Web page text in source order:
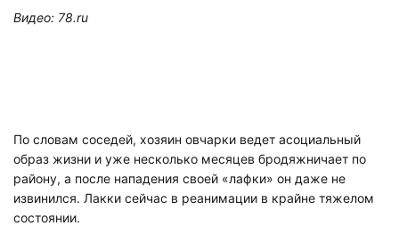
Видео: 78.ru
По словам соседей, хозяин овчарки ведет асоциальный
образ жизни и уже несколько месяцев бродяжничает по
району, а после нападения своей «лафки» он даже не
извинился. Лакки сейчас в реанимации в крайне тяжелом
состоянии.